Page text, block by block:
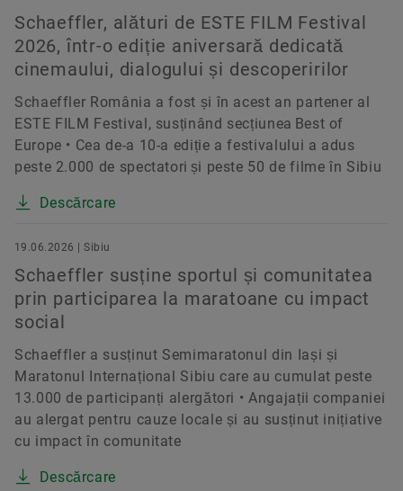
Schaeffler, alături de ESTE FILM Festival
2026, într-o ediție aniversară dedicată
cinemaului, dialogului și descoperirilor
Schaeffler România a fost și în acest an partener al
ESTE FILM Festival, susținând secțiunea Best of
Europe • Cea de-a 10-a ediție a festivalului a adus
peste 2.000 de spectatori și peste 50 de filme în Sibiu
Descărcare
19.06.2026 | Sibiu
Schaeffler susține sportul și comunitatea
prin participarea la maratoane cu impact
social
Schaeffler a susținut Semimaratonul din Iași și
Maratonul Internațional Sibiu care au cumulat peste
13.000 de participanți alergători • Angajații companiei
au alergat pentru cauze locale și au susținut inițiative
cu impact în comunitate
Descărcare